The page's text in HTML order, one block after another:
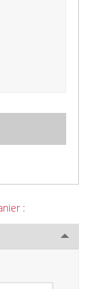
: